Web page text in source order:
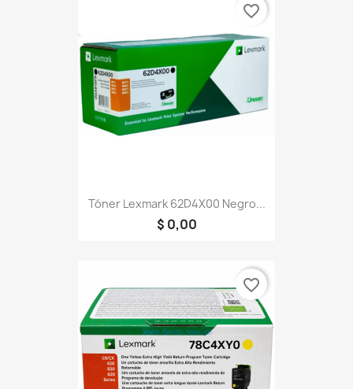
Tóner Lexmark 62D4X00 Negro...
$ 0,00
favorite_border
favorite_border